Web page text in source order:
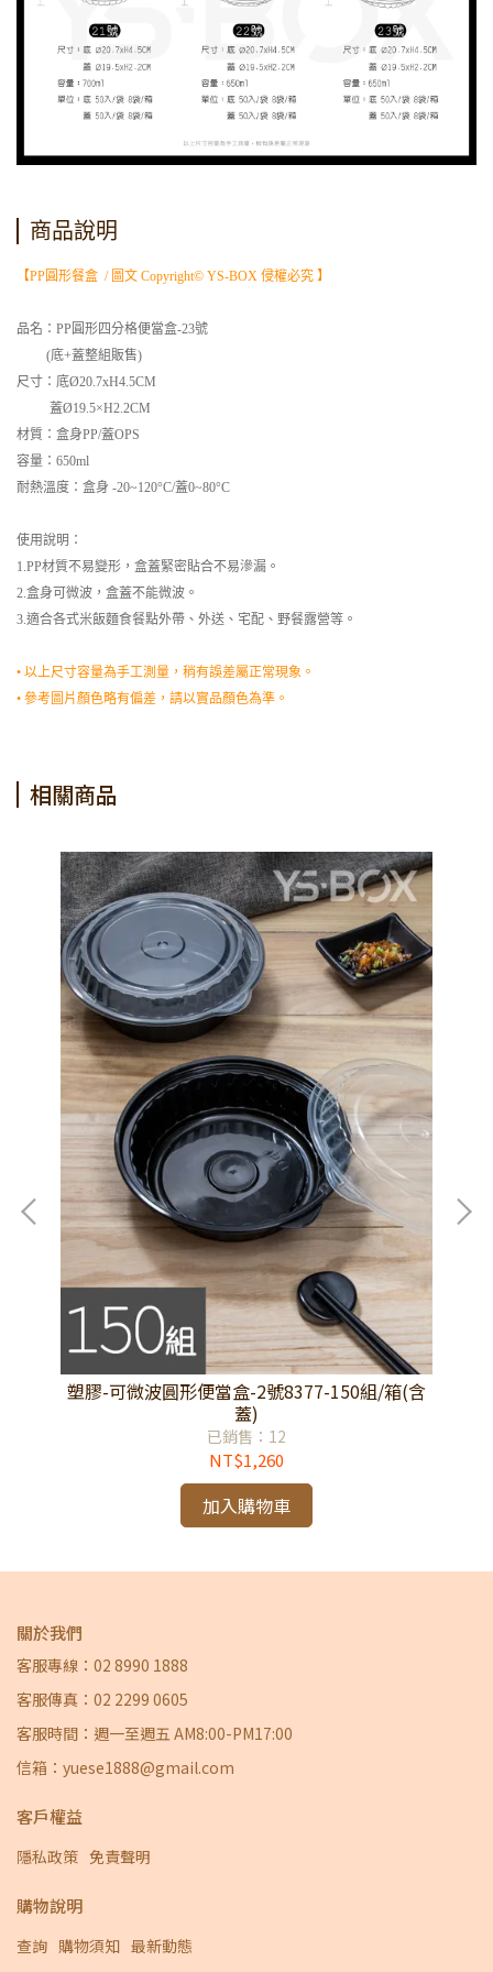
商品說明
【PP圓形餐盒 / 圖文 Copyright© YS-BOX 侵權必究 】
品名：PP圓形四分格便當盒-23號
(底+蓋整組販售)
尺寸：底Ø20.7xH4.5CM
蓋Ø19.5×H2.2CM
材質：盒身PP/蓋OPS
容量：650ml
耐熱溫度：盒身 -20~120°C/蓋0~80°C
使用說明：
1.PP材質不易變形，盒蓋緊密貼合不易滲漏。
2.盒身可微波，盒蓋不能微波。
3.適合各式米飯麵食餐點外帶、外送、宅配、野餐露營等。
• 以上尺寸容量為手工測量，稍有誤差屬正常現象。
• 參考圖片顏色略有偏差，請以實品顏色為準。
相關商品
塑膠-可微波圓形便當盒-2號8377-150組/箱(含
蓋)
已銷售：12
NT$1,260
加入購物車
關於我們
客服專線：02 8990 1888
客服傳真：02 2299 0605
客服時間：週一至週五 AM8:00-PM17:00
信箱：yuese1888@gmail.com
客戶權益
隱私政策 免責聲明
購物說明
查詢 購物須知 最新動態